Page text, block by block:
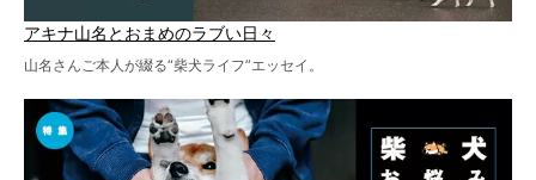
アキナ山名とおまめのラブい日々
山名さんご本人が綴る“柴犬ライフ”エッセイ。